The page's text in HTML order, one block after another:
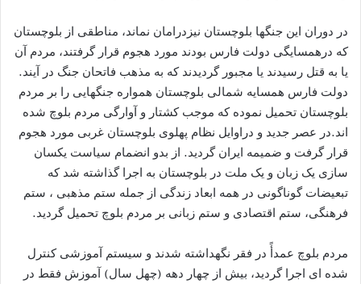
در دوران این جنگها بلوچستان نیزدرامان نماند، مناطقی از بلوچستان
که درهمسایگی دولت فارس بودند مورد هجوم قرار گرفتند، مردم آن
یا به قتل رسیدند یا مجبور گردیدند که به مذهب فاتحان جنگ در آیند.
دولت فارس همسایه شمالی بلوچستان همواره جنگهایی را بر مردم
بلوچستان تحمیل نموده که موجب کشتار و آوارگی مردم بلوچ شده
اند.در عصر جدید و دراوایل نظام پهلوی بلوچستان غربی مورد هجوم
قرار گرفت و ضمیمه ایران گردید. از بدو انضمام سیاست یکسان
سازی یک زبان و یک ملت در بلوچستان به اجرا گذاشته شد که
تبعیضات گوناگونی در همه ابعاد زندگی از جمله ستم مذهبی ، ستم
فرهنگی، ستم اقتصادی و ستم زبانی بر مردم بلوچ تحمیل گردید.
مردم بلوچ عمدأً در فقر نگهداشته شدند و سیستم آموزشی کنترل
شده ای اجرا گردید، بیش از چهار دهه (چهل سال) آموزش فقط در